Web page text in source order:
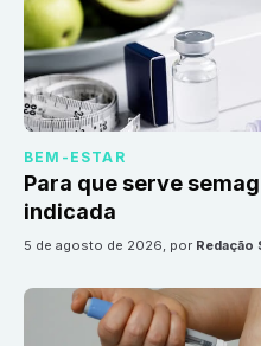
BEM-ESTAR
Para que serve
indicada
5 de agosto de 2026, por Redação